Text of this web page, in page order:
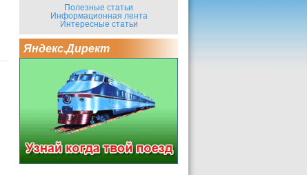
Полезные статьи
Информационная лента
Интересные статьи
Яндекс.Директ